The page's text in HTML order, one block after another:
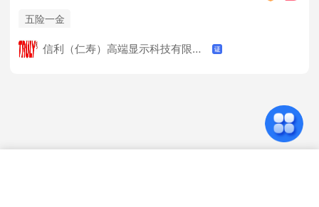
五险一金
信利（仁寿）高端显示科技有限公司